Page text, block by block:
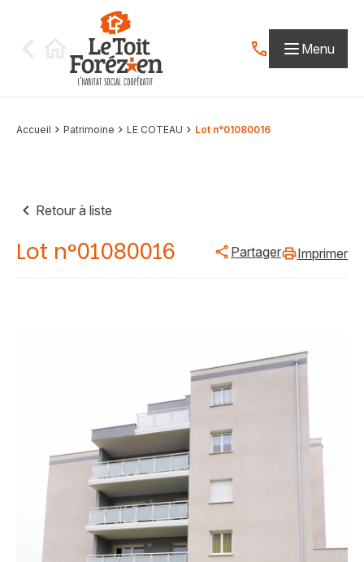
Contactez-nous
Menu
Accueil Patrimoine LE COTEAU Lot n°01080016
Retour à liste
Lot n°01080016 Partager Imprimer